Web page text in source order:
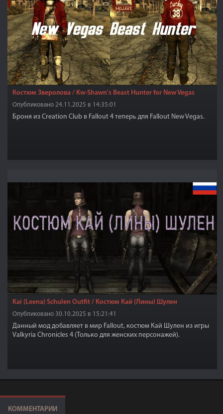
Костюм Зверолова / Kw-Shawn's Beast Hunter for New Vegas
Опубликовано 24.11.2025 в 14:35:01
Броня из Creation Club в Fallout 4 теперь для Fallout New Vegas.
Kai (Leena) Schulen Outfit / Костюм Кай (Лины) Шулен
Опубликовано 30.10.2025 в 15:21:41
Данный мод добавляет в мир Fallout, костюм Кай Шулен из игры
Valkyria Chronicles 4 (Только для женских персонажей).
КОММЕНТАРИИ